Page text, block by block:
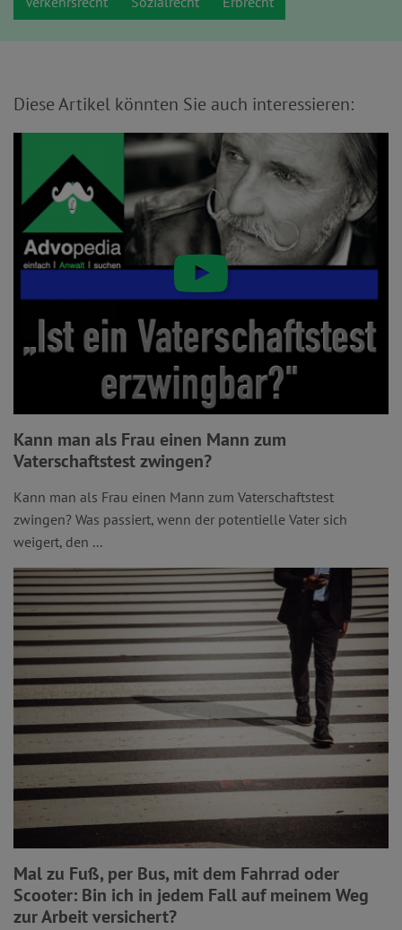
Diese Artikel könnten Sie auch interessieren:
Kann man als Frau einen Mann zum
Vaterschaftstest zwingen?
Kann man als Frau einen Mann zum Vaterschaftstest
zwingen? Was passiert, wenn der potentielle Vater sich
weigert, den ...
Mal zu Fuß, per Bus, mit dem Fahrrad oder
Scooter: Bin ich in jedem Fall auf meinem Weg
zur Arbeit versichert?